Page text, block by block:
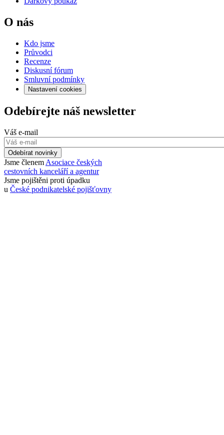
O nás
Kdo jsme
Průvodci
Recenze
Diskusní fórum
Smluvní podmínky
Nastavení cookies
Odebírejte náš newsletter
Váš e-mail
Odebírat novinky
Jsme členem Asociace českých
cestovních kanceláří a agentur
Jsme pojištěni proti úpadku
u České podnikatelské pojišťovny